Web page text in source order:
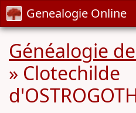
Genealogie Online
Généalogie
» Clotechilde